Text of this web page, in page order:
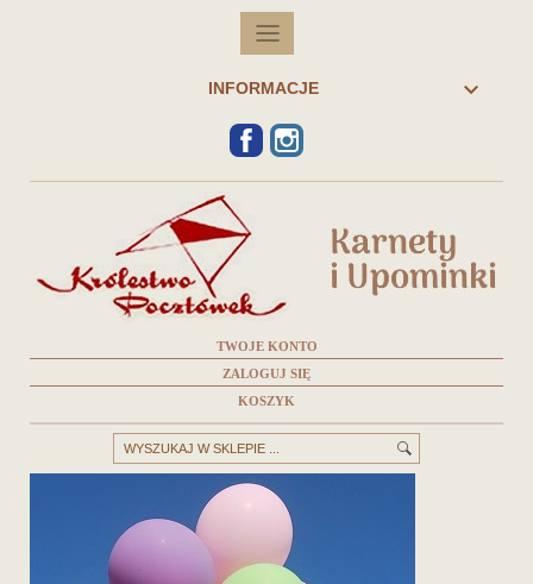
INFORMACJE 
FACEBOOK
TWOJE KONTO
ZALOGUJ SIĘ
KOSZYK